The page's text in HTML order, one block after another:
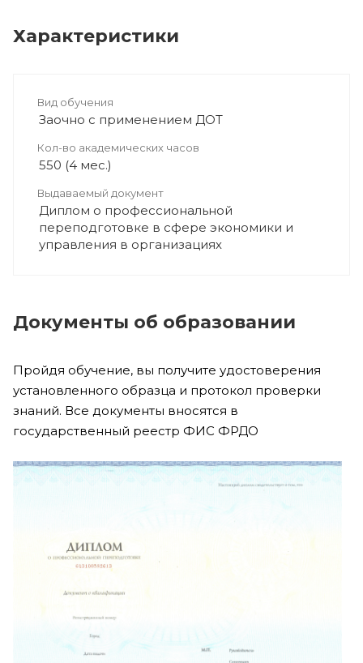
Характеристики
Вид обучения
Заочно с применением ДОТ
Кол-во академических часов
550 (4 мес.)
Выдаваемый документ
Диплом о профессиональной
переподготовке в сфере экономики и
управления в организациях
Документы об образовании
Пройдя обучение, вы получите удостоверения
установленного образца и протокол проверки
знаний. Все документы вносятся в
государственный реестр ФИС ФРДО